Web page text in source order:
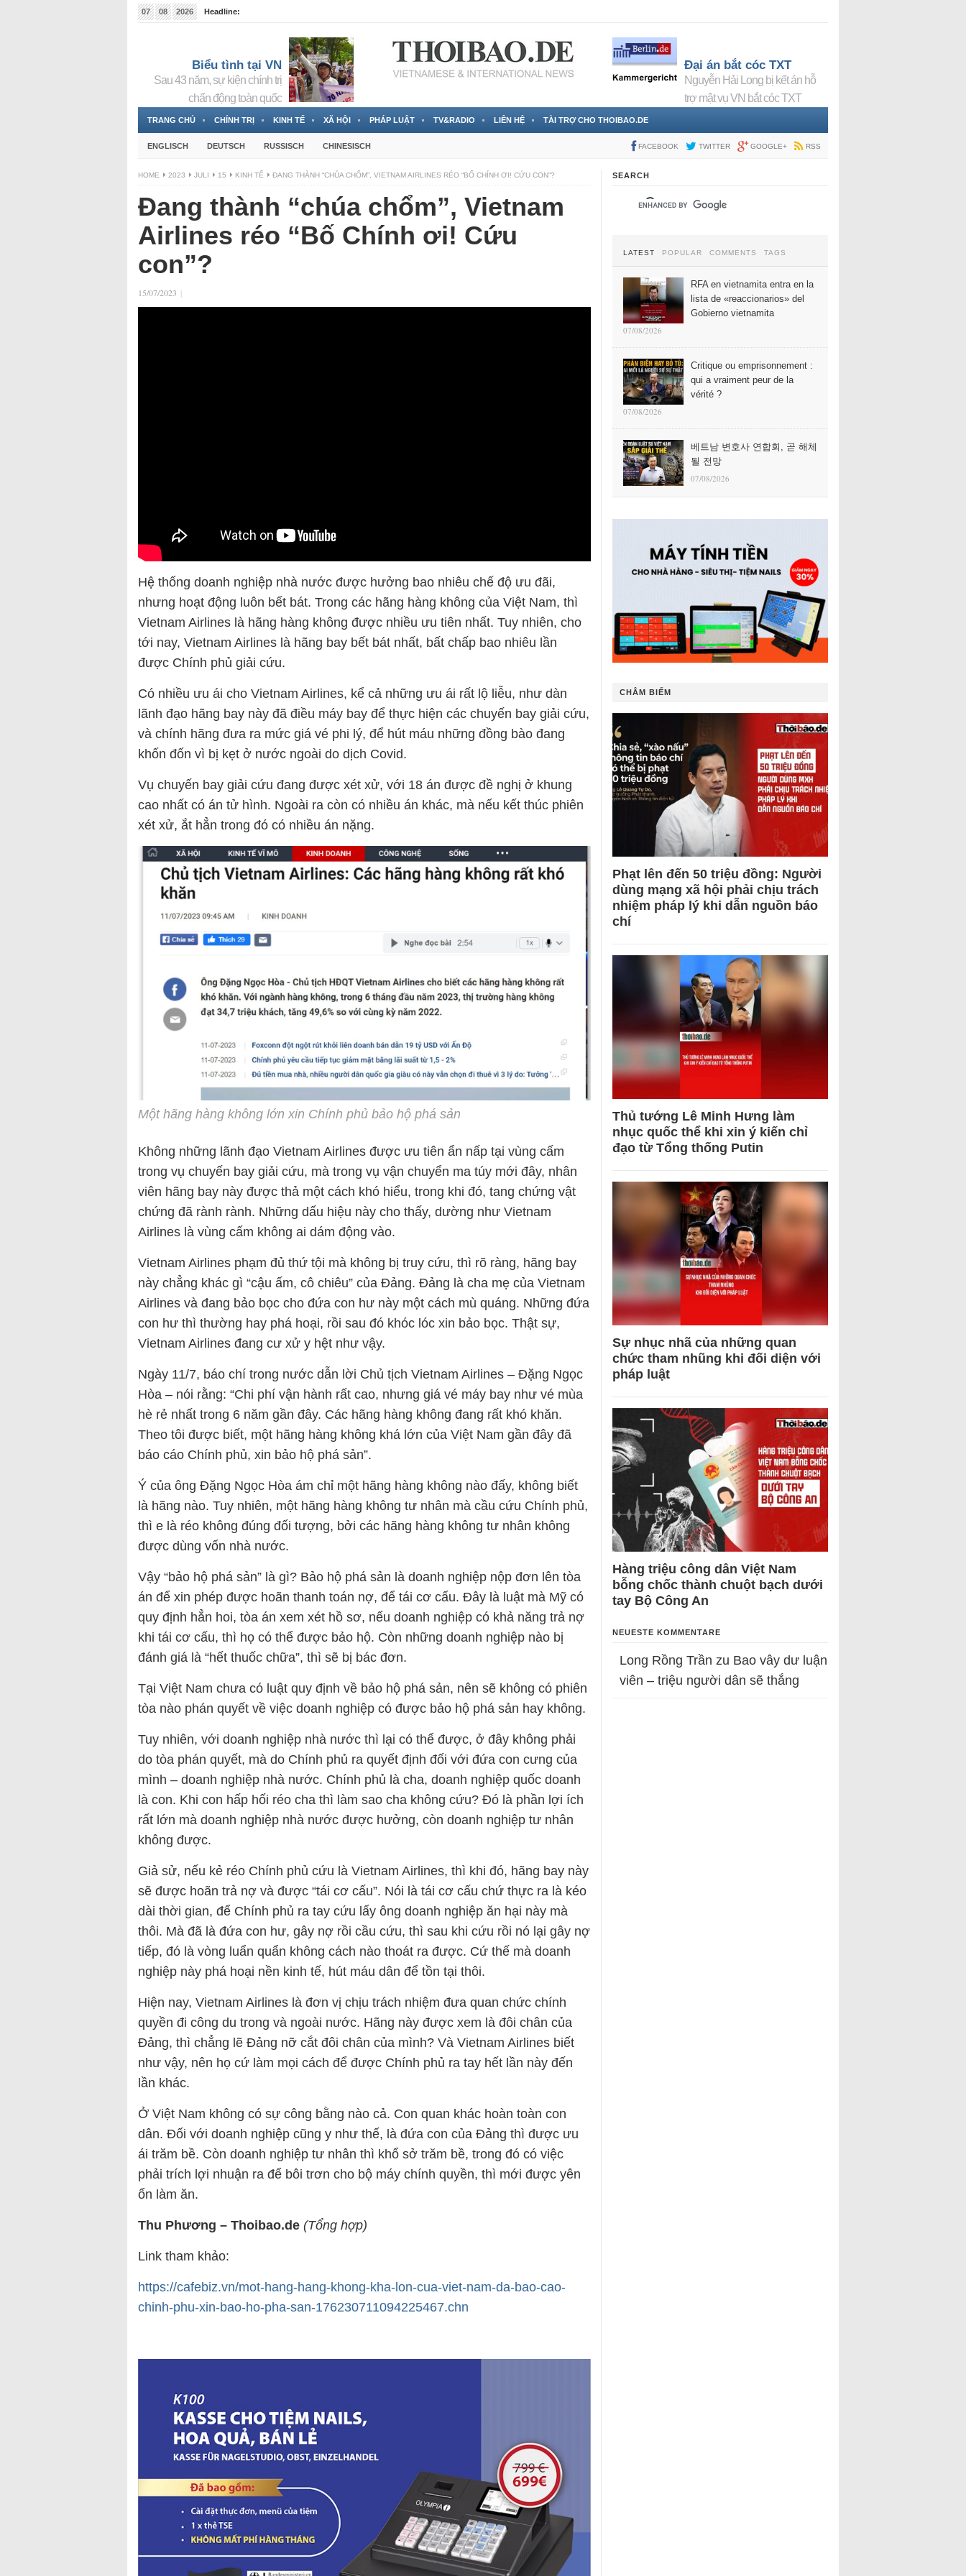
07 08 2026
Headline:
Biểu tình tại VN
Sau 43 năm, sự kiện chính trị
chấn động toàn quốc
Đại án bắt cóc TXT
Nguyễn Hải Long bị kết án hỗ
trợ mật vụ VN bắt cóc TXT
TRANG CHỦ CHÍNH TRỊ KINH TẾ XÃ HỘI PHÁP LUẬT TV&RADIO LIÊN HỆ TÀI TRỢ CHO THOIBAO.DE
ENGLISCH DEUTSCH RUSSISCH CHINESISCH FACEBOOK TWITTER GOOGLE+ RSS
HOME 2023 JULI 15 KINH TẾ ĐANG THÀNH “CHÚA CHỔM”, VIETNAM AIRLINES RÉO “BỐ CHÍNH ƠI! CỨU CON”?
Đang thành “chúa chổm”, Vietnam
Airlines réo “Bố Chính ơi! Cứu
con”?
15/07/2023 |
Hệ thống doanh nghiệp nhà nước được hưởng bao nhiêu chế độ ưu đãi,
nhưng hoạt động luôn bết bát. Trong các hãng hàng không của Việt Nam, thì
Vietnam Airlines là hãng hàng không được nhiều ưu tiên nhất. Tuy nhiên, cho
tới nay, Vietnam Airlines là hãng bay bết bát nhất, bất chấp bao nhiêu lần
được Chính phủ giải cứu.
Có nhiều ưu ái cho Vietnam Airlines, kể cả những ưu ái rất lộ liễu, như dàn
lãnh đạo hãng bay này đã điều máy bay để thực hiện các chuyến bay giải cứu,
và chính hãng đưa ra mức giá vé phi lý, để hút máu những đồng bào đang
khốn đốn vì bị kẹt ở nước ngoài do dịch Covid.
Vụ chuyến bay giải cứu đang được xét xử, với 18 án được đề nghị ở khung
cao nhất có án tử hình. Ngoài ra còn có nhiều án khác, mà nếu kết thúc phiên
xét xử, ắt hẳn trong đó có nhiều án nặng.
Một hãng hàng không lớn xin Chính phủ bảo hộ phá sản
Không những lãnh đạo Vietnam Airlines được ưu tiên ẩn nấp tại vùng cấm
trong vụ chuyến bay giải cứu, mà trong vụ vận chuyển ma túy mới đây, nhân
viên hãng bay này được thả một cách khó hiểu, trong khi đó, tang chứng vật
chứng đã rành rành. Những dấu hiệu này cho thấy, dường như Vietnam
Airlines là vùng cấm không ai dám động vào.
Vietnam Airlines phạm đủ thứ tội mà không bị truy cứu, thì rõ ràng, hãng bay
này chẳng khác gì “cậu ấm, cô chiêu” của Đảng. Đảng là cha mẹ của Vietnam
Airlines và đang bảo bọc cho đứa con hư này một cách mù quáng. Những đứa
con hư thì thường hay phá hoại, rồi sau đó khóc lóc xin bảo bọc. Thật sự,
Vietnam Airlines đang cư xử y hệt như vậy.
Ngày 11/7, báo chí trong nước dẫn lời Chủ tịch Vietnam Airlines – Đặng Ngọc
Hòa – nói rằng: “Chi phí vận hành rất cao, nhưng giá vé máy bay như vé mùa
hè rẻ nhất trong 6 năm gần đây. Các hãng hàng không đang rất khó khăn.
Theo tôi được biết, một hãng hàng không khá lớn của Việt Nam gần đây đã
báo cáo Chính phủ, xin bảo hộ phá sản”.
Ý của ông Đặng Ngọc Hòa ám chỉ một hãng hàng không nào đấy, không biết
là hãng nào. Tuy nhiên, một hãng hàng không tư nhân mà cầu cứu Chính phủ,
thì e là réo không đúng đối tượng, bởi các hãng hàng không tư nhân không
được dùng vốn nhà nước.
Vậy “bảo hộ phá sản” là gì? Bảo hộ phá sản là doanh nghiệp nộp đơn lên tòa
án để xin phép được hoãn thanh toán nợ, để tái cơ cấu. Đây là luật mà Mỹ có
quy định hẳn hoi, tòa án xem xét hồ sơ, nếu doanh nghiệp có khả năng trả nợ
khi tái cơ cấu, thì họ có thể được bảo hộ. Còn những doanh nghiệp nào bị
đánh giá là “hết thuốc chữa”, thì sẽ bị bác đơn.
Tại Việt Nam chưa có luật quy định về bảo hộ phá sản, nên sẽ không có phiên
tòa nào phán quyết về việc doanh nghiệp có được bảo hộ phá sản hay không.
Tuy nhiên, với doanh nghiệp nhà nước thì lại có thể được, ở đây không phải
do tòa phán quyết, mà do Chính phủ ra quyết định đối với đứa con cưng của
mình – doanh nghiệp nhà nước. Chính phủ là cha, doanh nghiệp quốc doanh
là con. Khi con hấp hối réo cha thì làm sao cha không cứu? Đó là phần lợi ích
rất lớn mà doanh nghiệp nhà nước được hưởng, còn doanh nghiệp tư nhân
không được.
Giả sử, nếu kẻ réo Chính phủ cứu là Vietnam Airlines, thì khi đó, hãng bay này
sẽ được hoãn trả nợ và được “tái cơ cấu”. Nói là tái cơ cấu chứ thực ra là kéo
dài thời gian, để Chính phủ ra tay cứu lấy ông doanh nghiệp ăn hại này mà
thôi. Mà đã là đứa con hư, gây nợ rồi cầu cứu, thì sau khi cứu rồi nó lại gây nợ
tiếp, đó là vòng luẩn quẩn không cách nào thoát ra được. Cứ thế mà doanh
nghiệp này phá hoại nền kinh tế, hút máu dân để tồn tại thôi.
Hiện nay, Vietnam Airlines là đơn vị chịu trách nhiệm đưa quan chức chính
quyền đi công du trong và ngoài nước. Hãng này được xem là đôi chân của
Đảng, thì chẳng lẽ Đảng nỡ cắt đôi chân của mình? Và Vietnam Airlines biết
như vậy, nên họ cứ làm mọi cách để được Chính phủ ra tay hết lần này đến
lần khác.
Ở Việt Nam không có sự công bằng nào cả. Con quan khác hoàn toàn con
dân. Đối với doanh nghiệp cũng y như thế, là đứa con của Đảng thì được ưu
ái trăm bề. Còn doanh nghiệp tư nhân thì khổ sở trăm bề, trong đó có việc
phải trích lợi nhuận ra để bôi trơn cho bộ máy chính quyền, thì mới được yên
ổn làm ăn.
Thu Phương – Thoibao.de (Tổng hợp)
Link tham khảo:
https://cafebiz.vn/mot-hang-hang-khong-kha-lon-cua-viet-nam-da-bao-cao-
chinh-phu-xin-bao-ho-pha-san-176230711094225467.chn
SEARCH
LATEST POPULAR COMMENTS TAGS
RFA en vietnamita entra en la
lista de «reaccionarios» del
Gobierno vietnamita
07/08/2026
Critique ou emprisonnement :
qui a vraiment peur de la
vérité ?
07/08/2026
베트남 변호사 연합회, 곧 해체
될 전망
07/08/2026
CHÂM BIẾM
Phạt lên đến 50 triệu đồng: Người
dùng mạng xã hội phải chịu trách
nhiệm pháp lý khi dẫn nguồn báo
chí
Thủ tướng Lê Minh Hưng làm
nhục quốc thể khi xin ý kiến chỉ
đạo từ Tổng thống Putin
Sự nhục nhã của những quan
chức tham nhũng khi đối diện với
pháp luật
Hàng triệu công dân Việt Nam
bỗng chốc thành chuột bạch dưới
tay Bộ Công An
NEUESTE KOMMENTARE
Long Rồng Trần zu Bao vây dư luận
viên – triệu người dân sẽ thắng